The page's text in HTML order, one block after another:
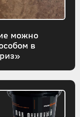
можно
в